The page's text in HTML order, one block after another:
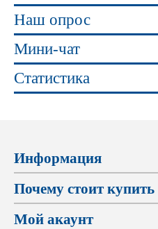
Наш опрос
Мини-чат
Статистика
Информация
Почему стоит купить
Мой акаунт